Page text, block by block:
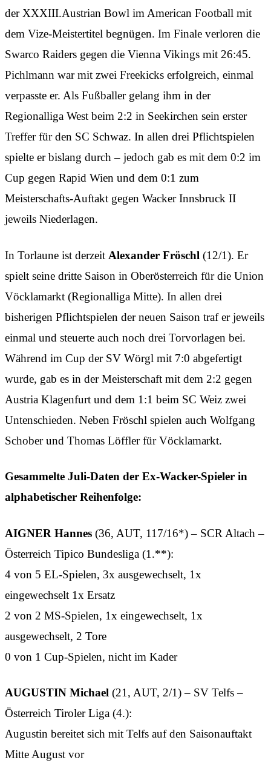
der XXXIII.Austrian Bowl im American Football mit
dem Vize-Meistertitel begnügen. Im Finale verloren die
Swarco Raiders gegen die Vienna Vikings mit 26:45.
Pichlmann war mit zwei Freekicks erfolgreich, einmal
verpasste er. Als Fußballer gelang ihm in der
Regionalliga West beim 2:2 in Seekirchen sein erster
Treffer für den SC Schwaz. In allen drei Pflichtspielen
spielte er bislang durch – jedoch gab es mit dem 0:2 im
Cup gegen Rapid Wien und dem 0:1 zum
Meisterschafts-Auftakt gegen Wacker Innsbruck II
jeweils Niederlagen.
In Torlaune ist derzeit Alexander Fröschl (12/1). Er
spielt seine dritte Saison in Oberösterreich für die Union
Vöcklamarkt (Regionalliga Mitte). In allen drei
bisherigen Pflichtspielen der neuen Saison traf er jeweils
einmal und steuerte auch noch drei Torvorlagen bei.
Während im Cup der SV Wörgl mit 7:0 abgefertigt
wurde, gab es in der Meisterschaft mit dem 2:2 gegen
Austria Klagenfurt und dem 1:1 beim SC Weiz zwei
Untenschieden. Neben Fröschl spielen auch Wolfgang
Schober und Thomas Löffler für Vöcklamarkt.
Gesammelte Juli-Daten der Ex-Wacker-Spieler in
alphabetischer Reihenfolge:
AIGNER Hannes (36, AUT, 117/16*) – SCR Altach –
Österreich Tipico Bundesliga (1.**):
4 von 5 EL-Spielen, 3x ausgewechselt, 1x
eingewechselt 1x Ersatz
2 von 2 MS-Spielen, 1x eingewechselt, 1x
ausgewechselt, 2 Tore
0 von 1 Cup-Spielen, nicht im Kader
AUGUSTIN Michael (21, AUT, 2/1) – SV Telfs –
Österreich Tiroler Liga (4.):
Augustin bereitet sich mit Telfs auf den Saisonauftakt
Mitte August vor